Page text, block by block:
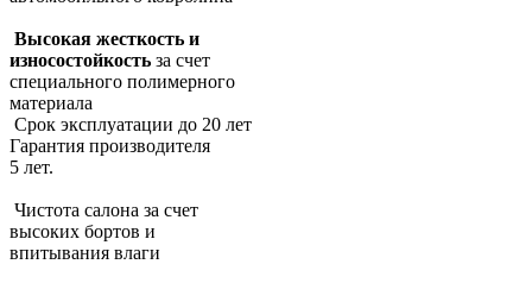
Высокая жесткость и
износостойкость за счет
специального полимерного
материала
Срок эксплуатации до 20 лет
Гарантия производителя
5 лет.
Чистота салона за счет
высоких бортов и
впитывания влаги